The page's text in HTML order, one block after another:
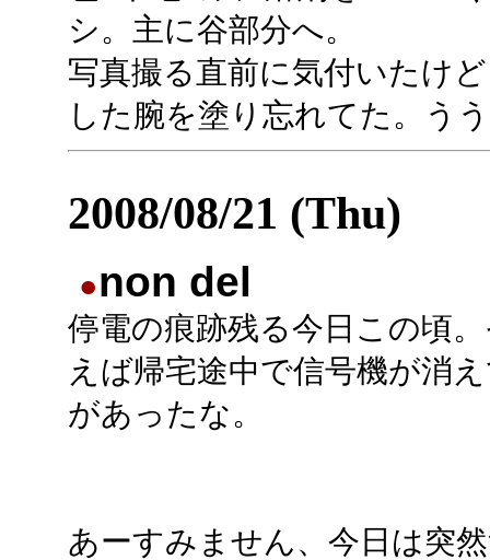
シ。主に谷部分へ。
写真撮る直前に気付いたけ
した腕を塗り忘れてた。う
2008/08/21 (Thu)
●non del
停電の痕跡残る今日この頃
えば帰宅途中で信号機が消
があったな。
あーすみません、今日は突